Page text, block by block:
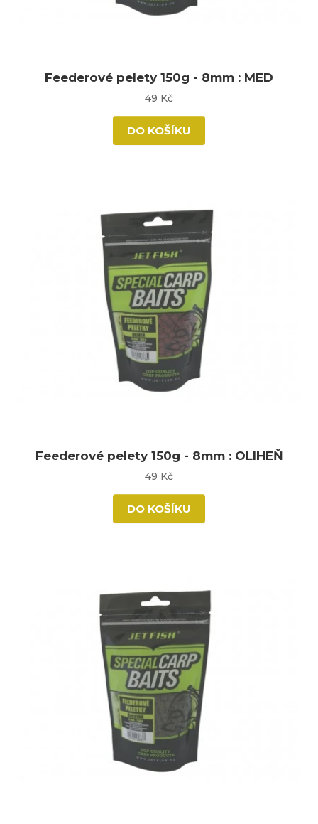
Feederové pelety 150g - 8mm : MED
49 Kč
DO KOŠÍKU
Feederové pelety 150g - 8mm : OLIHEŇ
49 Kč
DO KOŠÍKU